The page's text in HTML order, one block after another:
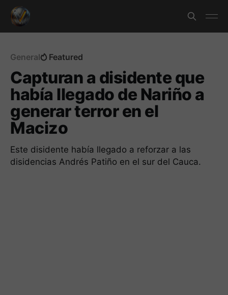
General Featured
Capturan a disidente que
había llegado de Nariño a
generar terror en el
Macizo
Este disidente había llegado a reforzar a las
disidencias Andrés Patiño en el sur del Cauca.